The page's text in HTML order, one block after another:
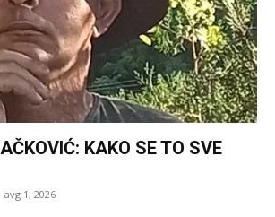
KAKO SE TO SVE
avg 1, 2026